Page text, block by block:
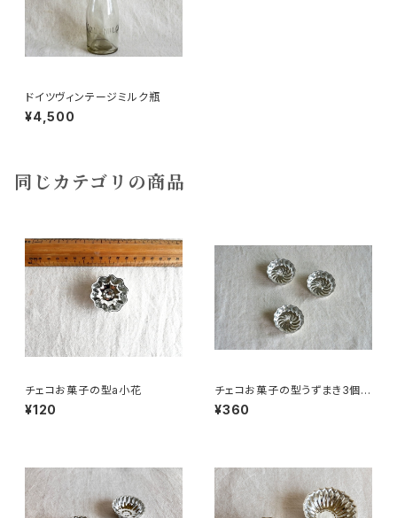
ドイツヴィンテージミルク瓶
¥4,500
同じカテゴリの商品
チェコお菓子の型a小花
¥120
チェコお菓子の型うずまき3個組
Q
¥360